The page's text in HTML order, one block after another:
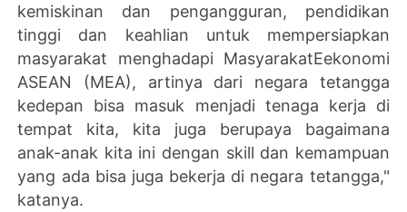
kemiskinan dan pengangguran, pendidikan
tinggi dan keahlian untuk mempersiapkan
masyarakat menghadapi MasyarakatEekonomi
ASEAN (MEA), artinya dari negara tetangga
kedepan bisa masuk menjadi tenaga kerja di
tempat kita, kita juga berupaya bagaimana
anak-anak kita ini dengan skill dan kemampuan
yang ada bisa juga bekerja di negara tetangga,"
katanya.